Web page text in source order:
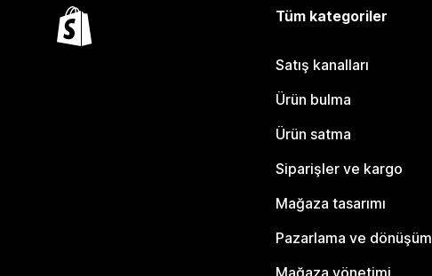
Tüm kategoriler
Satış kanalları
Ürün bulma
Ürün satma
Siparişler ve kargo
Mağaza tasarımı
Pazarlama ve dönüşüm